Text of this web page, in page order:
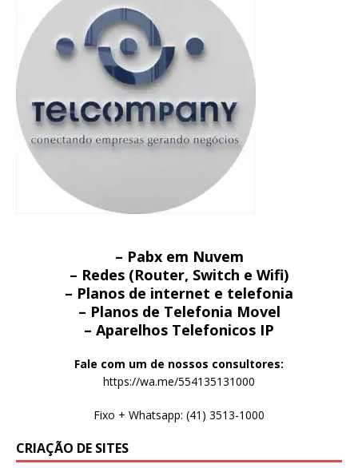
– Pabx em Nuvem
– Redes (Router, Switch e Wifi)
– Planos de internet e telefonia
– Planos de Telefonia Movel
– Aparelhos Telefonicos IP
Fale com um de nossos consultores:
https://wa.me/554135131000
Fixo + Whatsapp: (41) 3513-1000
CRIAÇÃO DE SITES